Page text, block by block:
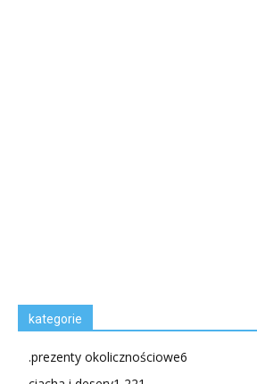
kategorie
.prezenty okolicznościowe6